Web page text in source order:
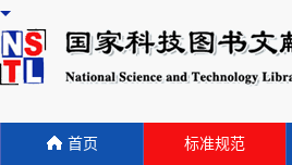
首页 标准规范